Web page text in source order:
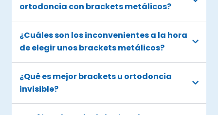
ortodoncia con brackets metálicos?
¿Cuáles son los inconvenientes a la hora
de elegir unos brackets metálicos?
¿Qué es mejor brackets u ortodoncia
invisible?